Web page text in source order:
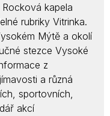
kapela
rubriky Vitrinka.
Mýtě a okolí
stezce Vysoké
z
a různá
sportovních,
akcí